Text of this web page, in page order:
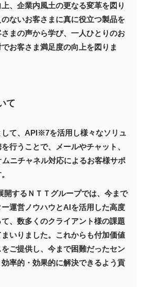
、企業内風土の更なる変革を図り
ないお客さまに真に役立つ製品を
まの声から学び、一人ひとりのお
お客さま満足度の向上を図りま
て
て、API※7を活用し様々なソリュ
行うことで、メールやチャット、
ニチャネル対応によるお客様サポ
するＮＴＴグループでは、今まで
運営ノウハウとAIを活用した高度
、数多くのクライアント様の課題
いりました。これからも付加価値
ご提供し、今まで困難だったセン
率的・効果的に解決できるよう貢